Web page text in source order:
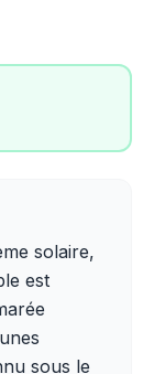
solaire,
est
sous le